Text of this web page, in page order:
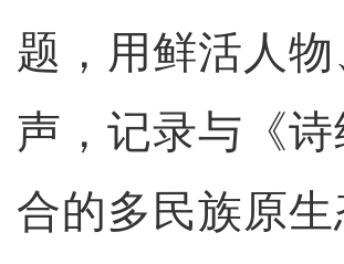
题，用鲜活人
声，记录与《
合的多民族原